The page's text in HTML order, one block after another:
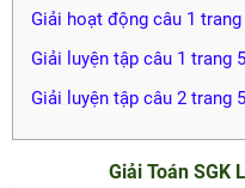
Giải hoạt động câu 1
Giải luyện tập câu 1 trang
Giải luyện tập câu 2 trang
Giải Toán SGK